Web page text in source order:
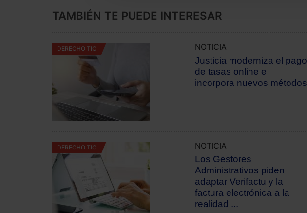
TAMBIÉN TE PUEDE INTERESAR
DERECHO TIC NOTICIA
Justicia moderniza el pago
de tasas online e
incorpora nuevos métodos
DERECHO TIC NOTICIA
Los Gestores
Administrativos piden
adaptar Verifactu y la
factura electrónica a la
realidad ...